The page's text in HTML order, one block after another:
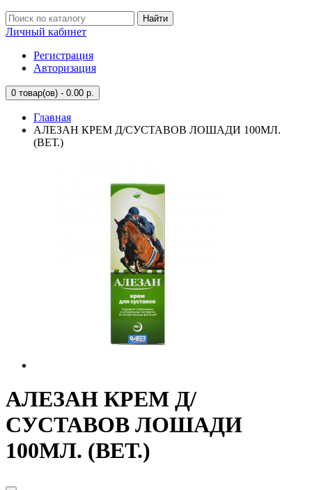
Найти
Личный кабинет
Регистрация
Авторизация
0 товар(ов) - 0.00 р.
Главная
АЛЕЗАН КРЕМ Д/СУСТАВОВ ЛОШАДИ 100МЛ.
(ВЕТ.)
АЛЕЗАН КРЕМ Д/
СУСТАВОВ ЛОШАДИ
100МЛ. (ВЕТ.)